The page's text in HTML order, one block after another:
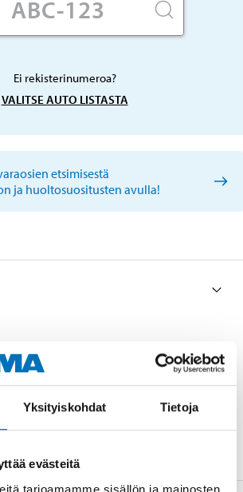
Yksityiskohdat Tietoja
evästeitä
tarjoamamme sisällön ja mainosten
Ei rekisterinumeroa?
VALITSE AUTO LISTASTA
etsimisestä
ja huoltosuositusten avulla!